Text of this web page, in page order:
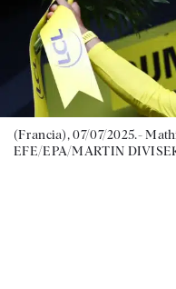
(Francia), 07/07/2025.-
EFE/EPA/MARTIN